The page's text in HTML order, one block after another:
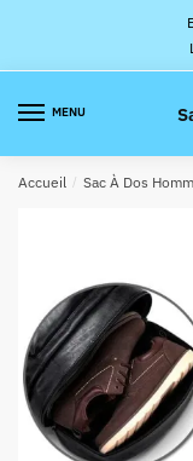
la
navigation
contenu
MENU
Accueil / Sac À Dos